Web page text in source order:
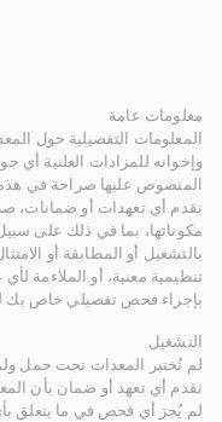
معلومات عامة
المعلومات التفصيلية حول
وإخوانه للمزادات العلنية
المنصوص عليها صراحة في
نقدم أي تعهدات أو ضمانات،
مكوناتها، بما في ذلك على
بالتشغيل أو المطابقة أو
تنظيمية معنية، أو الملاءمة
بإجراء فحص تفصيلي خاص بك
التشغيل
لم تُختبر المعدات تحت حمل
نقدم أي تعهد أو ضمان بأن
لم يُجرَ أي فحص في ما يتعلق